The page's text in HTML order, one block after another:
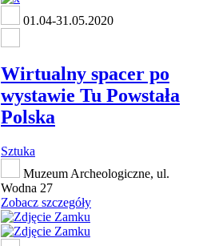
01.04-31.05.2020
Wirtualny spacer po
wystawie Tu Powstała
Polska
Sztuka
Muzeum Archeologiczne, ul.
Wodna 27
Zobacz szczegóły